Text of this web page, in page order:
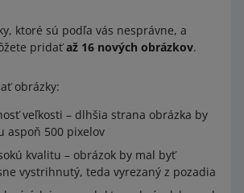
ktoré sú podľa vás nesprávne, a
pridaťaž 16 nových obrázkov.
obrázky:
veľkosti – dlhšia strana obrázka by
aspoň 500 pixelov
kvalitu – obrázok by mal byť
vystrihnutý, teda vyrezaný z pozadia